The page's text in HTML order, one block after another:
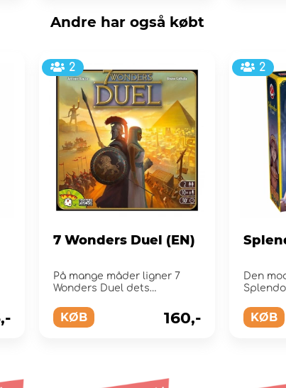
Andre har også købt
2
7 Wonders Duel (EN)
På mange måder ligner 7
Wonders Duel dets
KØB 160,-
2
Den
KØB